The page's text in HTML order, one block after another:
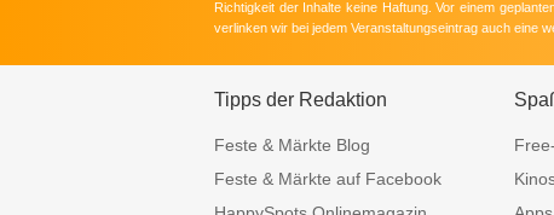
Richtigkeit der Inhalte keine Haftung. Vor einem
verlinken wir bei jedem Veranstaltungseintrag auch eine
Tipps der Redaktion
Feste & Märkte Blog
Feste & Märkte auf Facebook